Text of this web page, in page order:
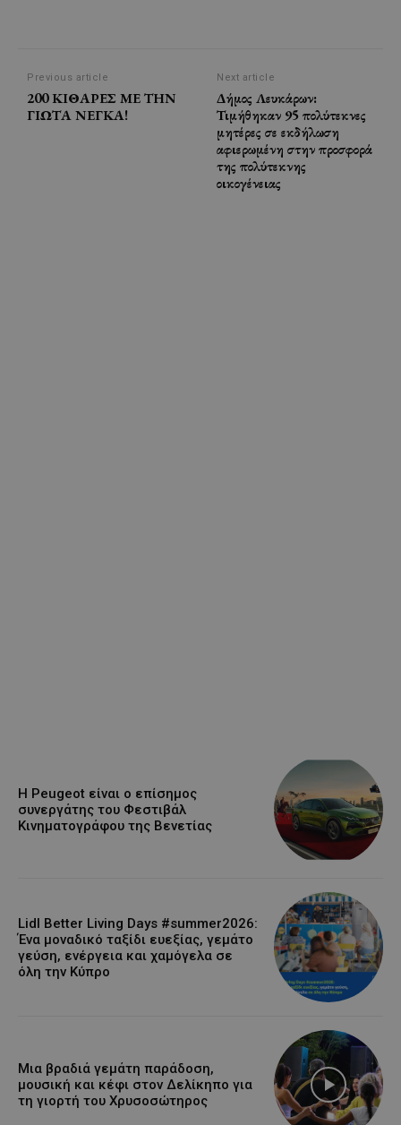
Previous article
200 ΚΙΘΑΡΕΣ ΜΕ ΤΗΝ
ΓΙΩΤΑ ΝΕΓΚΑ!
Next article
Δήμος Λευκάρων:
Τιμήθηκαν 95 πολύτεκνες
μητέρες σε εκδήλωση
αφιερωμένη στην προσφορά
της πολύτεκνης
οικογένειας
Η Peugeot είναι ο επίσημος
συνεργάτης του Φεστιβάλ
Κινηματογράφου της Βενετίας
Lidl Better Living Days #summer2026:
Ένα μοναδικό ταξίδι ευεξίας, γεμάτο
γεύση, ενέργεια και χαμόγελα σε
όλη την Κύπρο
Μια βραδιά γεμάτη παράδοση,
μουσική και κέφι στον Δελίκηπο για
τη γιορτή του Χρυσοσώτηρος